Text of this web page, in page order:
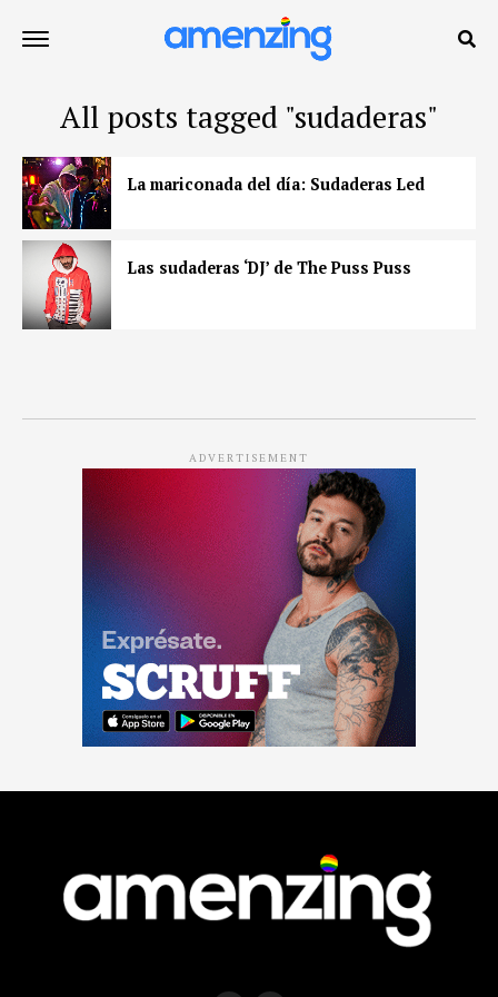
All posts tagged "sudaderas"
La mariconada del día: Sudaderas Led
Las sudaderas ‘DJ’ de The Puss Puss
ADVERTISEMENT